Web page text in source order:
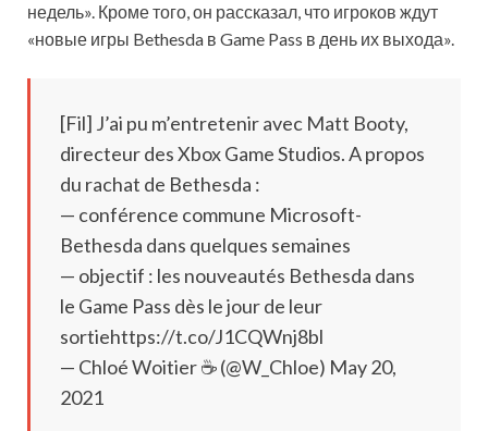
недель». Кроме того, он рассказал, что игроков ждут
«новые игры Bethesda в Game Pass в день их выхода».
[Fil] J’ai pu m’entretenir avec Matt Booty,
directeur des Xbox Game Studios. A propos
du rachat de Bethesda :
— conférence commune Microsoft-
Bethesda dans quelques semaines
— objectif : les nouveautés Bethesda dans
le Game Pass dès le jour de leur
sortiehttps://t.co/J1CQWnj8bl
— Chloé Woitier ☕ (@W_Chloe) May 20,
2021